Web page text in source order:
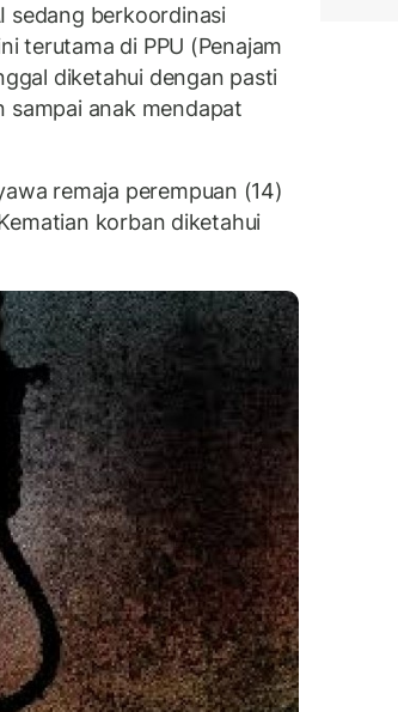
sedang berkoordinasi
terutama di PPU (Penajam
diketahui dengan pasti
sampai anak mendapat
remaja perempuan (14)
korban diketahui